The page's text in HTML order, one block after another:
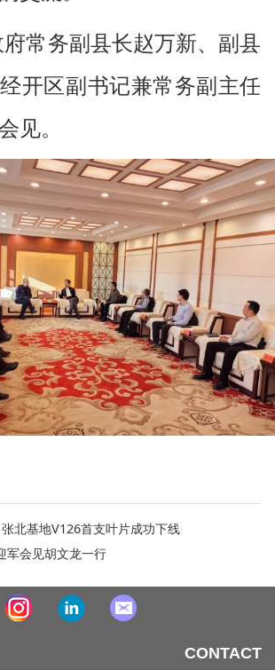
常务副县长赵万新、副县
开区副书记兼常务副主任
见。
北基地V126首支叶片成功下线
军会见胡文龙一行
CONTACT